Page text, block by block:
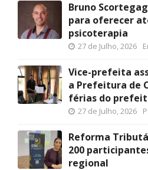
Bruno
para oferecer
psicoterapia
27 de Julho, 2026
Vice-prefeita
a Prefeitura de
férias do
27 de Julho, 2026
Reforma
200
regional